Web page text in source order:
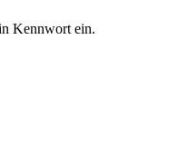
Kennwort ein.